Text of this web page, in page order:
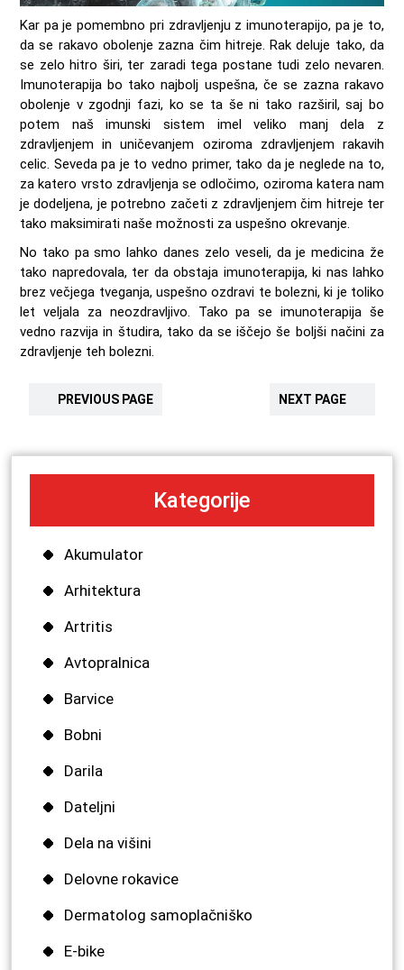
Kar pa je pomembno pri zdravljenju z imunoterapijo, pa je to,
da se rakavo obolenje zazna čim hitreje. Rak deluje tako, da
se zelo hitro širi, ter zaradi tega postane tudi zelo nevaren.
Imunoterapija bo tako najbolj uspešna, če se zazna rakavo
obolenje v zgodnji fazi, ko se ta še ni tako razširil, saj bo
potem naš imunski sistem imel veliko manj dela z
zdravljenjem in uničevanjem oziroma zdravljenjem rakavih
celic. Seveda pa je to vedno primer, tako da je neglede na to,
za katero vrsto zdravljenja se odločimo, oziroma katera nam
je dodeljena, je potrebno začeti z zdravljenjem čim hitreje ter
tako maksimirati naše možnosti za uspešno okrevanje.
No tako pa smo lahko danes zelo veseli, da je medicina že
tako napredovala, ter da obstaja imunoterapija, ki nas lahko
brez večjega tveganja, uspešno ozdravi te bolezni, ki je toliko
let veljala za neozdravljivo. Tako pa se imunoterapija še
vedno razvija in študira, tako da se iščejo še boljši načini za
zdravljenje teh bolezni.
PREVIOUS PAGE NEXT PAGE
Kategorije
Akumulator
Arhitektura
Artritis
Avtopralnica
Barvice
Bobni
Darila
Dateljni
Dela na višini
Delovne rokavice
Dermatolog samoplačniško
E-bike